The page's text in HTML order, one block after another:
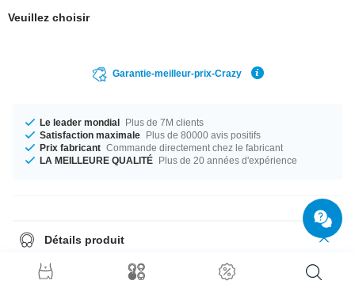
Veuillez choisir
Garantie-meilleur-prix-Crazy
Le leader mondial Plus de 7M clients
Satisfaction maximale Plus de 80000 avis positifs
Prix fabricant Commande directement chez le fabricant
LA MEILLEURE QUALITÉ Plus de 20 années d'expérience
Détails produit
Les studs d'oreilles sont toujours envoyés par paires, donc il suffit de
choisir quantité = 1 pour recevoir une paire.